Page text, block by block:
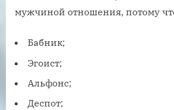
мужчиной отношения, потому
Бабник;
Эгоист;
Альфонс;
Деспот;